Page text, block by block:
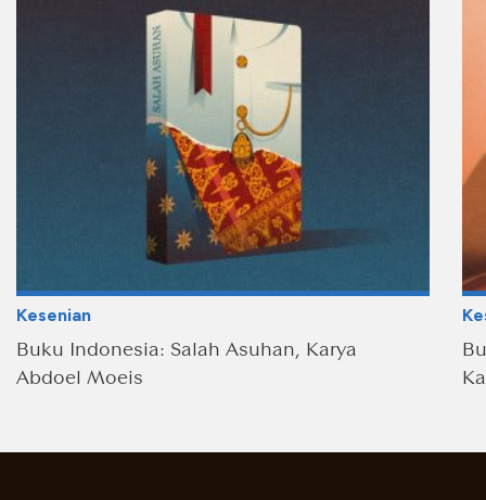
Kesenian
Buku Indonesia: Salah Asuhan, Karya
Abdoel Moeis